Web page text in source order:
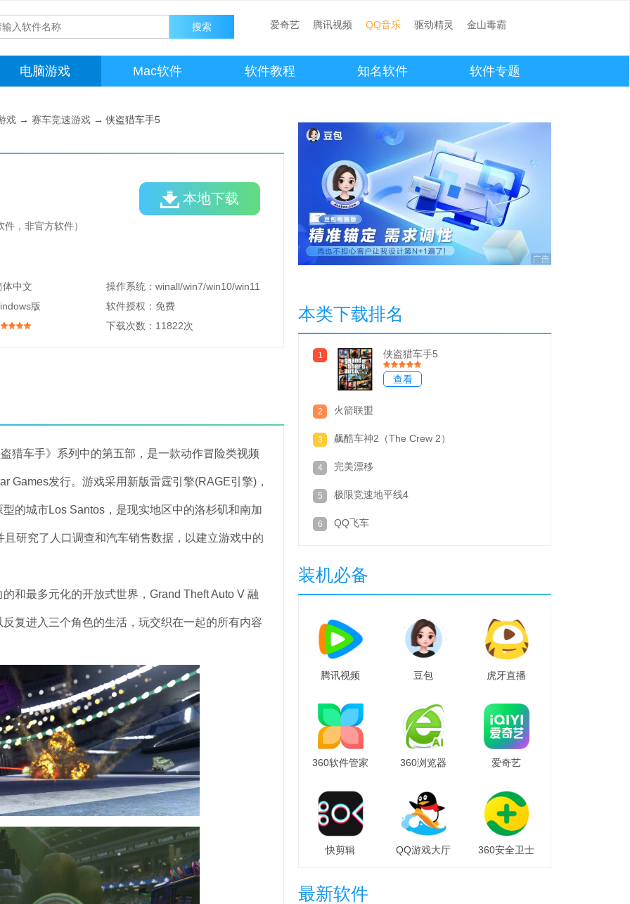
爱奇艺 腾讯视频 QQ音乐 驱动精灵 金山毒霸
电脑游戏 Mac软件 软件教程 知名软件 软件专题
戏 → 赛车竞速游戏 → 侠盗猎车手5
，非官方软件）
本地下载
体中文 操作系统： winall/win7/win10/win11
版
软件授权： 免费
下载次数： 11822次
车手》系列中的第五部，是一款动作冒险类视频
Games发行。游戏采用新版雷霆引擎(RAGE引擎)，
的城市Los Santos，是现实地区中的洛杉矶和南加
研究了人口调查和汽车销售数据，以建立游戏中的
最多元化的开放式世界，Grand Theft Auto V 融
复进入三个角色的生活，玩交织在一起的所有内容
本类下载排名
1 侠盗猎车手5
查看
2 火箭联盟
3 飙酷车神2（The Crew 2）
4 完美漂移
5 极限竞速地平线4
6 QQ飞车
装机必备
腾讯视频 豆包 虎牙直播
360软件管家 360浏览器 爱奇艺
快剪辑 QQ游戏大厅 360安全卫士
最新软件